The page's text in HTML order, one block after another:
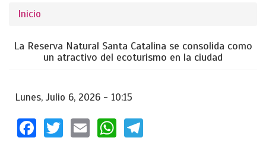
BÚSQUEDA
Se
encuentra
usted
Inicio
La Reserva Natural Santa Catalina se consolida como
un atractivo del ecoturismo en la ciudad
Lunes, Julio 6, 2026 - 10:15
Facebook
TwitterEmailWhatsApp